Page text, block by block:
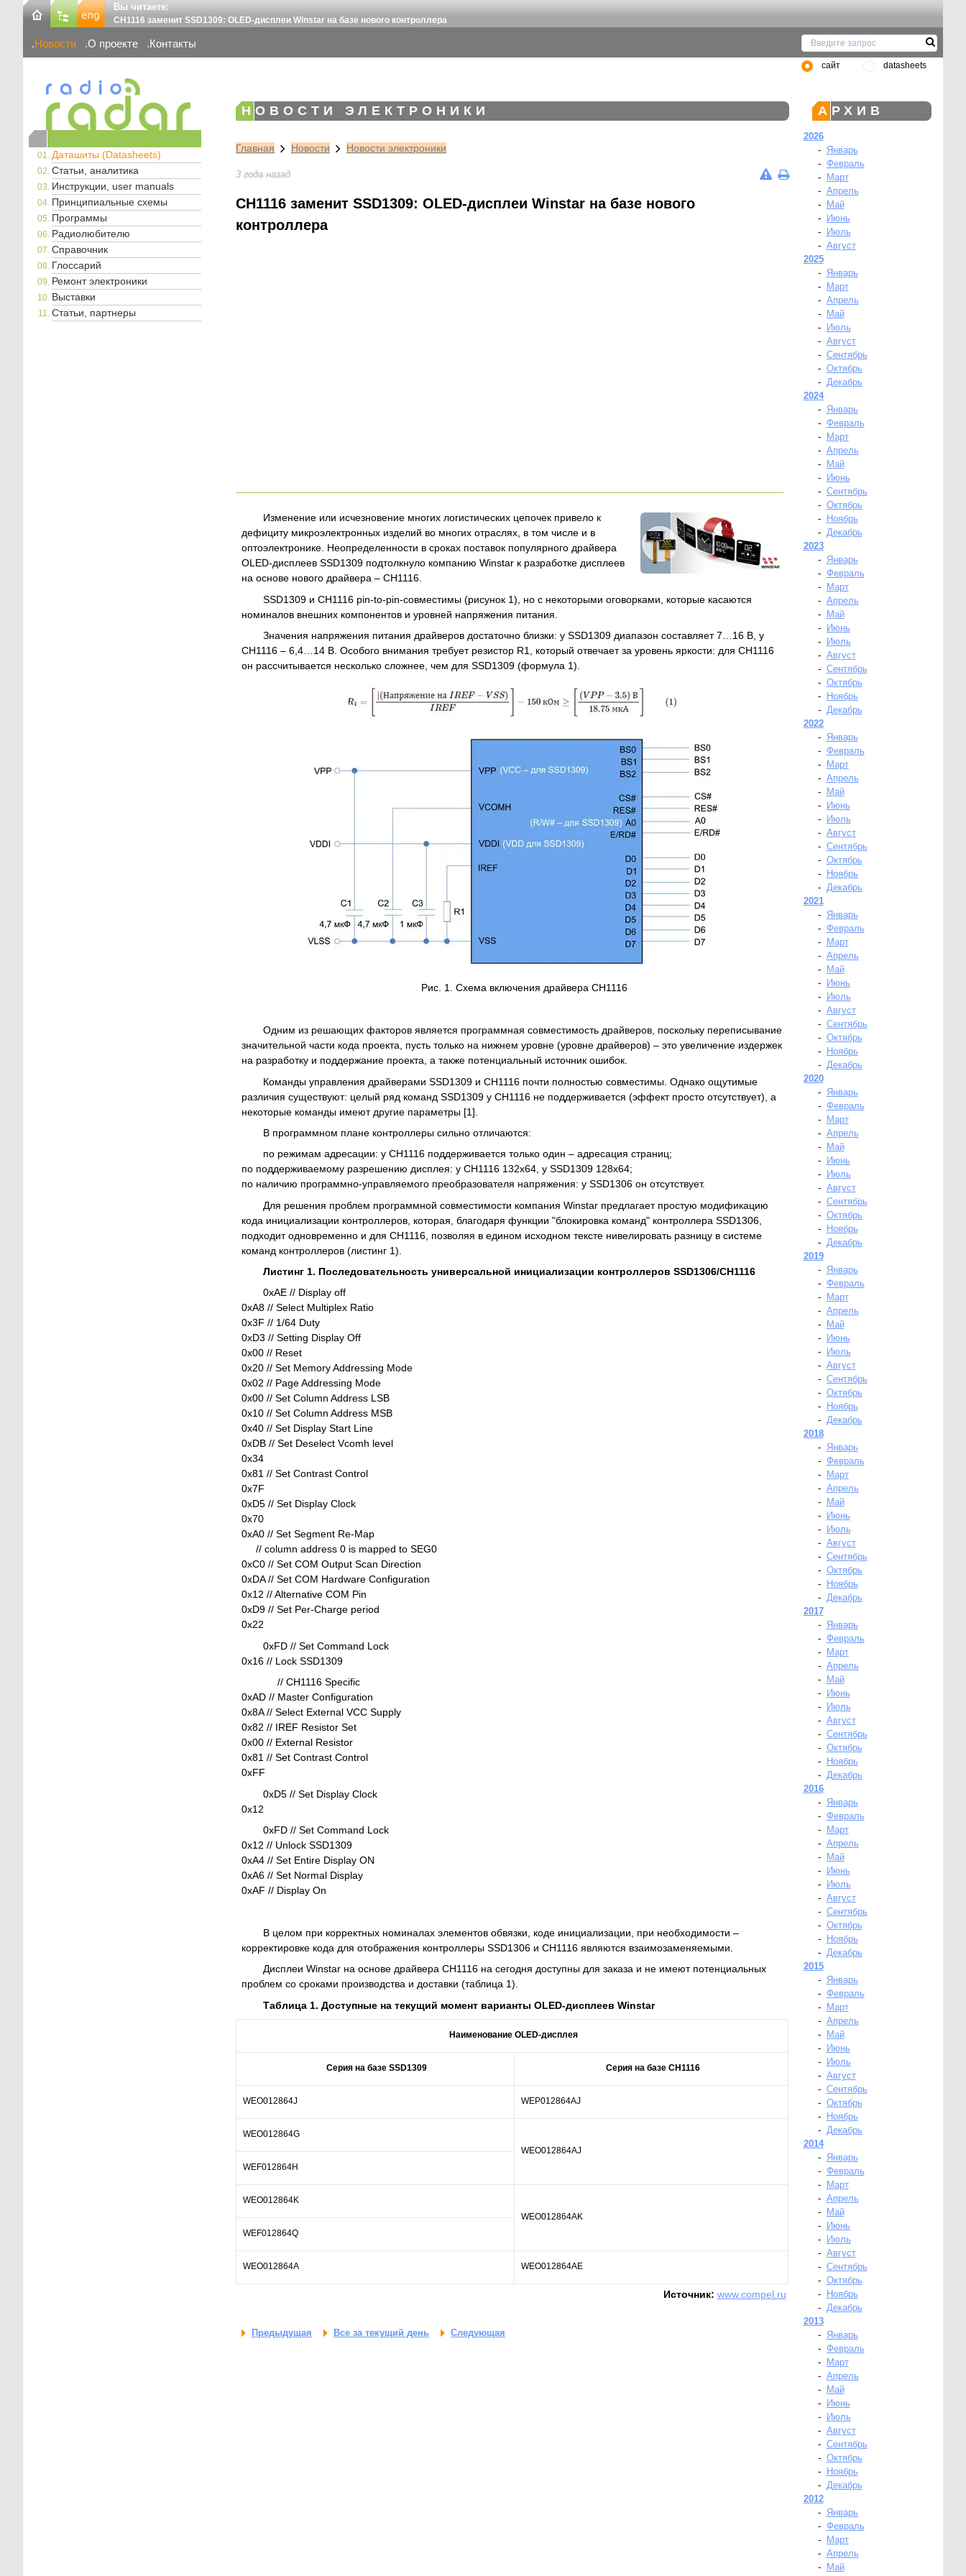
Вы читаете:
CH1116 заменит SSD1309: OLED-дисплеи Winstar на базе нового контроллера
Новости О проекте Контакты
сайт datasheets
Даташиты (Datasheets)
Статьи, аналитика
Инструкции, user manuals
Принципиальные схемы
Программы
Радиолюбителю
Справочник
Глоссарий
Ремонт электроники
Выставки
Статьи, партнеры
НОВОСТИ ЭЛЕКТРОНИКИ
Главная Новости Новости электроники
3 года назад
CH1116 заменит SSD1309: OLED-дисплеи Winstar на базе нового
контроллера
Изменение или исчезновение многих логистических цепочек привело к
дефициту микроэлектронных изделий во многих отраслях, в том числе и в
оптоэлектронике. Неопределенности в сроках поставок популярного драйвера
OLED-дисплеев SSD1309 подтолкнуло компанию Winstar к разработке дисплеев
на основе нового драйвера – CH1116.
SSD1309 и CH1116 pin-to-pin-совместимы (рисунок 1), но с некоторыми оговорками, которые касаются
номиналов внешних компонентов и уровней напряжения питания.
Значения напряжения питания драйверов достаточно близки: у SSD1309 диапазон составляет 7…16 В, у
CH1116 – 6,4…14 В. Особого внимания требует резистор R1, который отвечает за уровень яркости: для CH1116
он рассчитывается несколько сложнее, чем для SSD1309 (формула 1).
Рис. 1. Схема включения драйвера CH1116
Одним из решающих факторов является программная совместимость драйверов, поскольку переписывание
значительной части кода проекта, пусть только на нижнем уровне (уровне драйверов) – это увеличение издержек
на разработку и поддержание проекта, а также потенциальный источник ошибок.
Команды управления драйверами SSD1309 и CH1116 почти полностью совместимы. Однако ощутимые
различия существуют: целый ряд команд SSD1309 у CH1116 не поддерживается (эффект просто отсутствует), а
некоторые команды имеют другие параметры [1].
В программном плане контроллеры сильно отличаются:
по режимам адресации: у CH1116 поддерживается только один – адресация страниц;
по поддерживаемому разрешению дисплея: у CH1116 132х64, у SSD1309 128х64;
по наличию программно-управляемого преобразователя напряжения: у SSD1306 он отсутствует.
Для решения проблем программной совместимости компания Winstar предлагает простую модификацию
кода инициализации контроллеров, которая, благодаря функции "блокировка команд" контроллера SSD1306,
подходит одновременно и для CH1116, позволяя в едином исходном тексте нивелировать разницу в системе
команд контроллеров (листинг 1).
Листинг 1. Последовательность универсальной инициализации контроллеров SSD1306/CH1116
0xAE // Display off
0xA8 // Select Multiplex Ratio
0x3F // 1/64 Duty
0xD3 // Setting Display Off
0x00 // Reset
0x20 // Set Memory Addressing Mode
0x02 // Page Addressing Mode
0x00 // Set Column Address LSB
0x10 // Set Column Address MSB
0x40 // Set Display Start Line
0xDB // Set Deselect Vcomh level
0x34
0x81 // Set Contrast Control
0x7F
0xD5 // Set Display Clock
0x70
0xA0 // Set Segment Re-Map
// column address 0 is mapped to SEG0
0xC0 // Set COM Output Scan Direction
0xDA // Set COM Hardware Configuration
0x12 // Alternative COM Pin
0xD9 // Set Per-Charge period
0x22
0xFD // Set Command Lock
0x16 // Lock SSD1309
// CH1116 Specific
0xAD // Master Configuration
0x8A // Select External VCC Supply
0x82 // IREF Resistor Set
0x00 // External Resistor
0x81 // Set Contrast Control
0xFF
0xD5 // Set Display Clock
0x12
0xFD // Set Command Lock
0x12 // Unlock SSD1309
0xA4 // Set Entire Display ON
0xA6 // Set Normal Display
0xAF // Display On
В целом при корректных номиналах элементов обвязки, коде инициализации, при необходимости –
корректировке кода для отображения контроллеры SSD1306 и CH1116 являются взаимозаменяемыми.
Дисплеи Winstar на основе драйвера CH1116 на сегодня доступны для заказа и не имеют потенциальных
проблем со сроками производства и доставки (таблица 1).
Таблица 1. Доступные на текущий момент варианты OLED-дисплеев Winstar
Наименование OLED-дисплея
Серия на базе SSD1309 Серия на базе CH1116
WEO012864J WEP012864AJ
WEO012864G
WEO012864AJ
WEF012864H
WEO012864K
WEO012864AK
WEF012864Q
WEO012864A WEO012864AE
Источник: www.compel.ru
Предыдущая Все за текущий день Следующая
АРХИВ
2026
-
Январь
- Февраль
-
Март
- Апрель
-
Май
-
Июнь
-
Июль
- Август
2025
-
Январь
-
Март
- Апрель
-
Май
-
Июль
- Август
- Сентябрь
- Октябрь
- Декабрь
2024
-
Январь
- Февраль
-
Март
- Апрель
-
Май
-
Июнь
- Сентябрь
- Октябрь
-
Ноябрь
- Декабрь
2023
-
Январь
- Февраль
-
Март
- Апрель
-
Май
-
Июнь
-
Июль
- Август
- Сентябрь
- Октябрь
-
Ноябрь
- Декабрь
2022
-
Январь
- Февраль
-
Март
- Апрель
-
Май
-
Июнь
-
Июль
- Август
- Сентябрь
- Октябрь
-
Ноябрь
- Декабрь
2021
-
Январь
- Февраль
-
Март
- Апрель
-
Май
-
Июнь
-
Июль
- Август
- Сентябрь
- Октябрь
-
Ноябрь
- Декабрь
2020
-
Январь
- Февраль
-
Март
- Апрель
-
Май
-
Июнь
-
Июль
- Август
- Сентябрь
- Октябрь
-
Ноябрь
- Декабрь
2019
-
Январь
- Февраль
-
Март
- Апрель
-
Май
-
Июнь
-
Июль
- Август
- Сентябрь
- Октябрь
-
Ноябрь
- Декабрь
2018
-
Январь
- Февраль
-
Март
- Апрель
-
Май
-
Июнь
-
Июль
- Август
- Сентябрь
- Октябрь
-
Ноябрь
- Декабрь
2017
-
Январь
- Февраль
-
Март
- Апрель
-
Май
-
Июнь
-
Июль
- Август
- Сентябрь
- Октябрь
-
Ноябрь
- Декабрь
2016
-
Январь
- Февраль
-
Март
- Апрель
-
Май
-
Июнь
-
Июль
- Август
- Сентябрь
- Октябрь
-
Ноябрь
- Декабрь
2015
-
Январь
- Февраль
-
Март
- Апрель
-
Май
-
Июнь
-
Июль
- Август
- Сентябрь
- Октябрь
-
Ноябрь
- Декабрь
2014
-
Январь
- Февраль
-
Март
- Апрель
-
Май
-
Июнь
-
Июль
- Август
- Сентябрь
- Октябрь
-
Ноябрь
- Декабрь
2013
-
Январь
- Февраль
-
Март
- Апрель
-
Май
-
Июнь
-
Июль
- Август
- Сентябрь
- Октябрь
-
Ноябрь
- Декабрь
2012
-
Январь
- Февраль
-
Март
- Апрель
-
Май